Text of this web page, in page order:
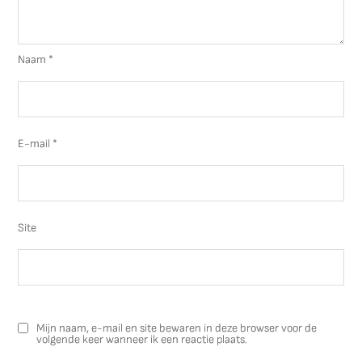
Naam *
E-mail *
Site
Mijn naam, e-mail en site bewaren in deze browser voor de
volgende keer wanneer ik een reactie plaats.